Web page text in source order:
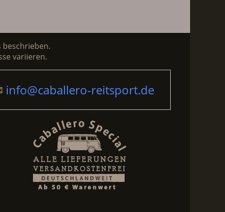
beschrieben.
variieren.
info@caballero-reitsport.de